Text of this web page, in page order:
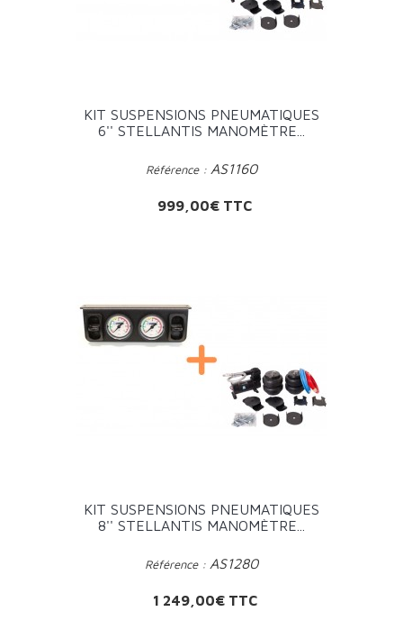
KIT SUSPENSIONS PNEUMATIQUES
6'' STELLANTIS MANOMÈTRE...
Référence : AS1160
Prix
999,00€ TTC
KIT SUSPENSIONS PNEUMATIQUES
8'' STELLANTIS MANOMÈTRE...
Référence : AS1280
Prix
1 249,00€ TTC